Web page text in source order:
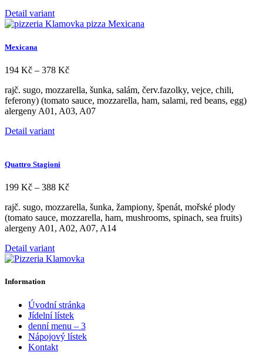
produktu
Tento
produkt
více
Možnosti
lze
vybrat
na
stránce
produktu
Detail variant
Mexicana
194 Kč – 378 KčRozpětí
194 Kč
až
378 Kč
rajč. sugo, mozzarella, šunka, salám, červ.fazolky, vejce, chili,
feferony) (tomato sauce, mozzarella, ham, salami, red beans, egg)
alergeny A01, A03, A07
Tento
více
Možnosti
lze
vybrat
na
stránce
produktu
Detail variant
Quattro Stagioni
199 Kč – 388 KčRozpětí
199 Kč
až
388 Kč
rajč. sugo, mozzarella, šunka, žampiony, špenát, mořské plody
(tomato sauce, mozzarella, ham, mushrooms, spinach, sea fruits)
alergeny A01, A02, A07, A14
Tento
produkt
více
Možnosti
stránce
produktu
Detail variant
Information
Úvodní stránka
Jídelní lístek
denní menu – 3
Nápojový lístek
Kontakt